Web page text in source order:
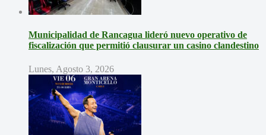
Municipalidad de Rancagua lideró nuevo operativo de
fiscalización que permitió clausurar un casino clandestino
Lunes, Agosto 3, 2026